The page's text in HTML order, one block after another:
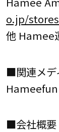
o.jp/
他 Hamee
■関連メデ
Hameefun
■会社概要